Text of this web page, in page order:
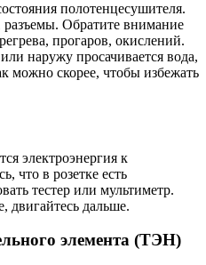
полотенцесушителя.
разъемы. Обратите внимание
прогаров, окислений.
наружу просачивается вода,
можно скорее, чтобы избежать
электроэнергия к
что в розетке есть
тестер или мультиметр.
двигайтесь дальше.
элемента (ТЭН)